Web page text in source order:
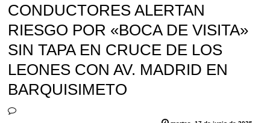
CONDUCTORES ALERTAN
RIESGO POR «BOCA DE VISITA»
SIN TAPA EN CRUCE DE LOS
LEONES CON AV. MADRID EN
BARQUISIMETO